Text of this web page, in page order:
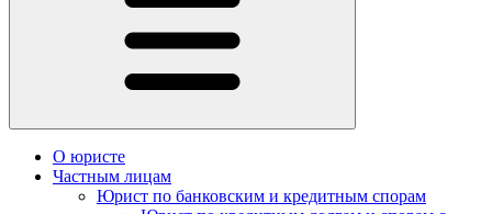
О юристе
Частным лицам
Юрист по банковским и кредитным спорам